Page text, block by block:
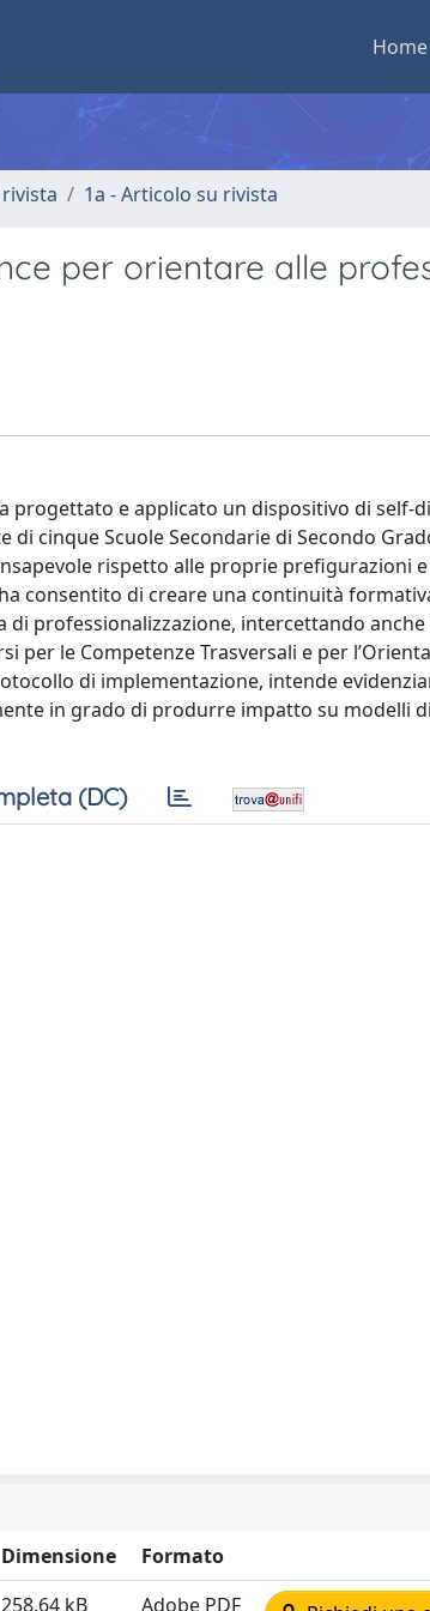
Home
1a - Articolo su rivista
per orientare alle
progettato e applicato un dispositivo di self-
cinque Scuole Secondarie di Secondo
rispetto alle proprie prefigurazioni
consentito di creare una continuità
professionalizzazione, intercettando
le Competenze Trasversali e per
di implementazione, intende
in grado di produrre impatto su modelli
(DC)
Dimensione
Formato
258.64 kB Adobe PDF